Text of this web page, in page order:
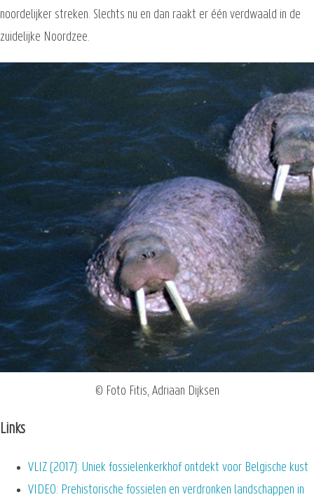
noordelijker streken. Slechts nu en dan raakt er één verdwaald in de
zuidelijke Noordzee.
© Foto Fitis, Adriaan Dijksen
Links
VLIZ (2017): Uniek fossielenkerkhof ontdekt voor Belgische kust
VIDEO: Prehistorische fossielen en verdronken landschappen in